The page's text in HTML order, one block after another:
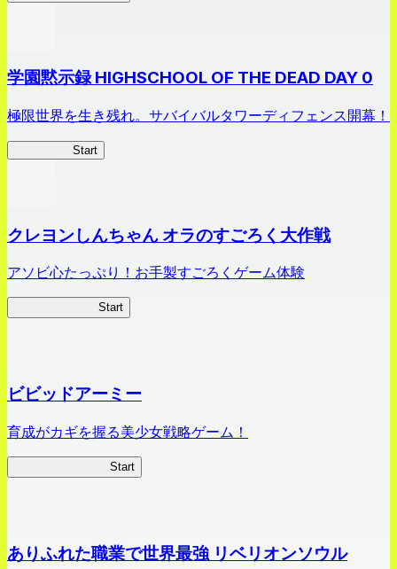
学園黙示録 HIGHSCHOOL OF THE DEAD DAY 0
極限世界を生き残れ。サバイバルタワーディフェンス開幕！
Start
クレヨンしんちゃん オラのすごろく大作戦
アソビ心たっぷり！お手製すごろくゲーム体験
Start
ビビッドアーミー
育成がカギを握る美少女戦略ゲーム！
Start
ありふれた職業で世界最強 リベリオンソウル